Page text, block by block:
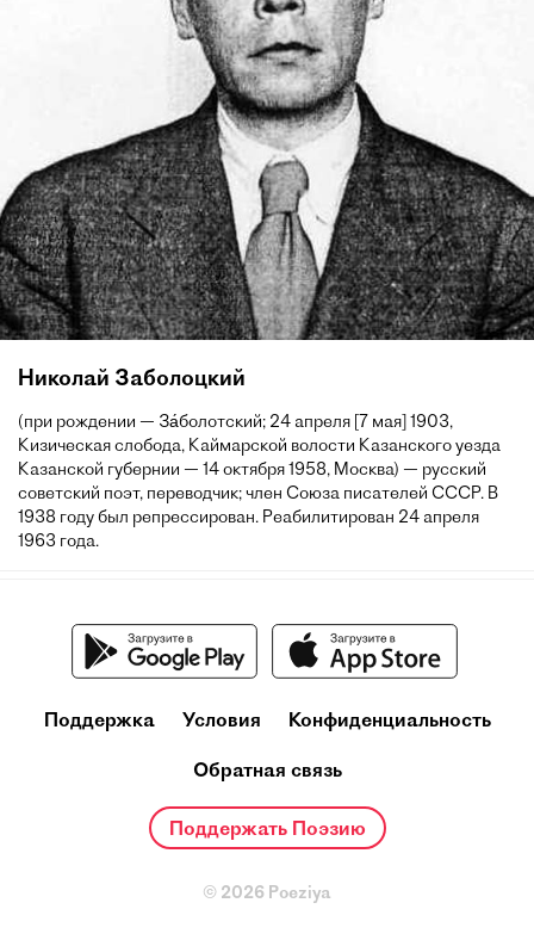
Николай Заболоцкий
(при рождении — За́болотский; 24 апреля [7 мая] 1903,
Кизическая слобода, Каймарской волости Казанского уезда
Казанской губернии — 14 октября 1958, Москва) — русский
советский поэт, переводчик; член Союза писателей СССР. В
1938 году был репрессирован. Реабилитирован 24 апреля
1963 года.
Поддержка Условия Конфиденциальность
Обратная связь
Поддержать Поэзию
© 2026 Poeziya